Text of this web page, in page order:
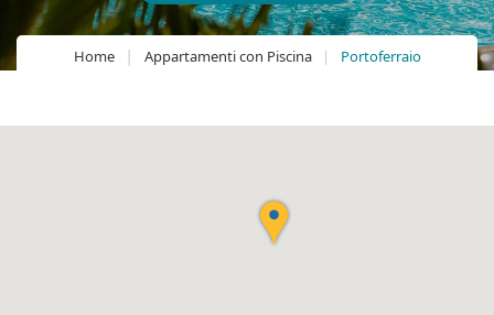
Home Appartamenti con Piscina Portoferraio